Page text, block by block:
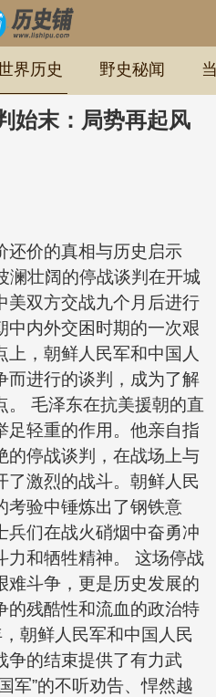
界历史 野史秘闻
始末：局势再起风
还价的真相与历史启示
澜壮阔的停战谈判在开城
美双方交战九个月后进行
中内外交困时期的一次艰
上，朝鲜人民军和中国人
而进行的谈判，成为了解
。 毛泽东在抗美援朝的直
足轻重的作用。他亲自指
的停战谈判，在战场上与
了激烈的战斗。朝鲜人民
考验中锤炼出了钢铁意
兵们在战火硝烟中奋勇冲
力和牺牲精神。 这场停战
难斗争，更是历史发展的
的残酷性和流血的政治特
朝鲜人民军和中国人民
争的结束提供了有力武
军”的不听劝告、悍然越